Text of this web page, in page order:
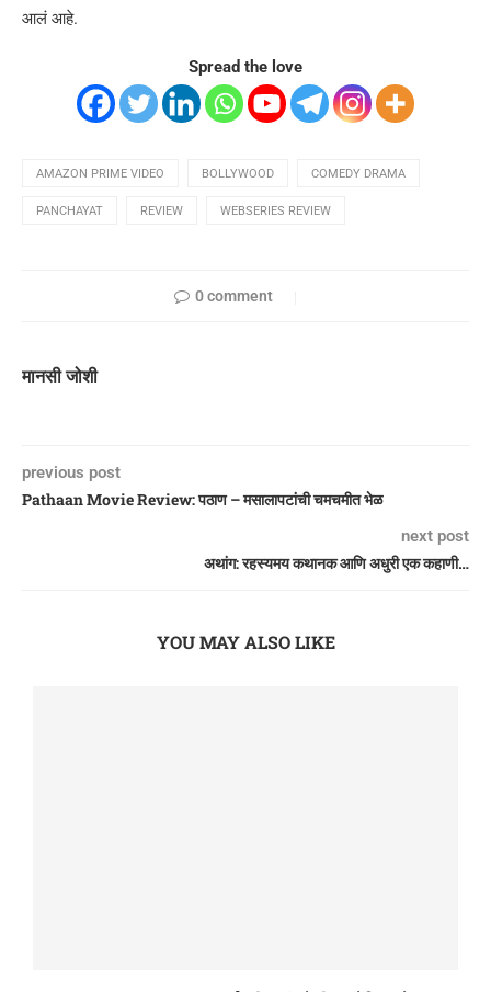
आलं आहे.
Spread the love
AMAZON PRIME VIDEO BOLLYWOOD COMEDY DRAMA
PANCHAYAT REVIEW WEBSERIES REVIEW
0 comment
मानसी जोशी
previous post
Pathaan Movie Review: पठाण – मसालापटांची चमचमीत भेळ
next post
अथांग: रहस्यमय कथानक आणि अधुरी एक कहाणी…
YOU MAY ALSO LIKE